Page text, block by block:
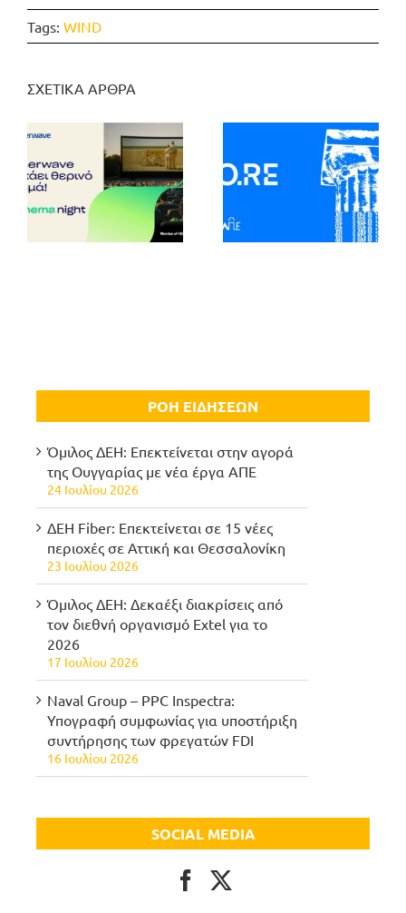
Tags: WIND
ΣΧΕΤΙΚΑ ΑΡΘΡΑ
ΡΟΗ ΕΙΔΗΣΕΩΝ
Όμιλος ΔΕΗ: Επεκτείνεται στην αγορά
της Ουγγαρίας με νέα έργα ΑΠΕ
24 Ιουλίου 2026
ΔΕΗ Fiber: Επεκτείνεται σε 15 νέες
περιοχές σε Αττική και Θεσσαλονίκη
23 Ιουλίου 2026
Όμιλος ΔΕΗ: Δεκαέξι διακρίσεις από
τον διεθνή οργανισμό Extel για το
2026
17 Ιουλίου 2026
Naval Group – PPC Inspectra:
Υπογραφή συμφωνίας για υποστήριξη
συντήρησης των φρεγατών FDI
16 Ιουλίου 2026
SOCIAL MEDIA